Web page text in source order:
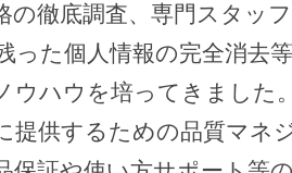
の徹底調査、専門スタッ
った個人情報の完全消去
ウハウを培ってきました
提供するための品質マネ